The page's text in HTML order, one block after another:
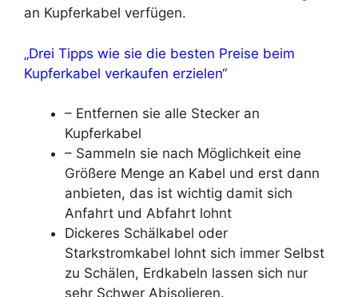
an Kupferkabel verfügen.
„Drei Tipps wie sie die besten Preise beim
Kupferkabel verkaufen erzielen“
– Entfernen sie alle Stecker an
Kupferkabel
– Sammeln sie nach Möglichkeit eine
Größere Menge an Kabel und erst dann
anbieten, das ist wichtig damit sich
Anfahrt und Abfahrt lohnt
Dickeres Schälkabel oder
Starkstromkabel lohnt sich immer Selbst
zu Schälen, Erdkabeln lassen sich nur
sehr Schwer Abisolieren.